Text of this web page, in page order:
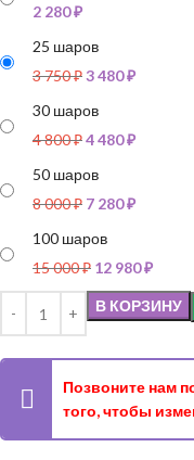
2 280₽
25 шаров
3 750₽3 480₽
30 шаров
4 800₽4 480₽
50 шаров
8 000₽ 7 280₽
100 шаров
15 000₽ 12 980₽
В КОРЗИНУ
Позвоните нам
того, чтобы